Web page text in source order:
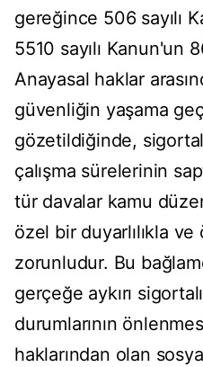
gereğince 506 sayılı
5510 sayılı Kanun'un
Anayasal haklar
güvenliğin yaşama
gözetildiğinde,
çalışma sürelerinin
tür davalar kamu
özel bir duyarlılıkla
zorunludur. Bu
gerçeğe aykırı
durumlarının
haklarından olan